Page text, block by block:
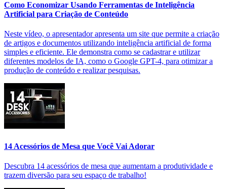
Como Economizar Usando Ferramentas de Inteligência
Artificial para Criação de Conteúdo
Neste vídeo, o apresentador apresenta um site que permite a criação
de artigos e documentos utilizando inteligência artificial de forma
simples e eficiente. Ele demonstra como se cadastrar e utilizar
diferentes modelos de IA, como o Google GPT-4, para otimizar a
produção de conteúdo e realizar pesquisas.
14 Acessórios de Mesa que Você Vai Adorar
Descubra 14 acessórios de mesa que aumentam a produtividade e
trazem diversão para seu espaço de trabalho!